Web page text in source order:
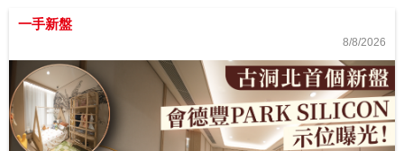
一手新盤
8/8/2026